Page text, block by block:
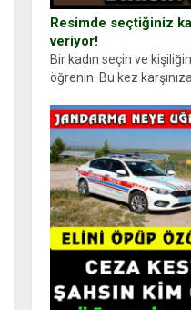
Resimde seçtiğiniz
veriyor!
Bir kadın seçin ve
öğrenin. Bu kez
kadın figürlerinden